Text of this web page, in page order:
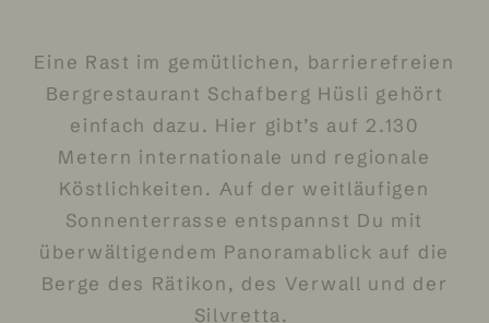
Eine Rast im gemütlichen, barrierefreien
Bergrestaurant Schafberg Hüsli gehört
einfach dazu. Hier gibt’s auf 2.130
Metern internationale und regionale
Köstlichkeiten. Auf der weitläufigen
Sonnenterrasse entspannst Du mit
überwältigendem Panoramablick auf die
Berge des Rätikon, des Verwall und der
Silvretta.